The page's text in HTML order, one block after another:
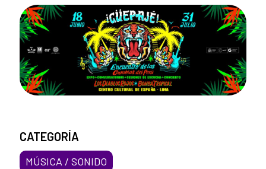
CATEGORÍA
MÚSICA / SONIDO